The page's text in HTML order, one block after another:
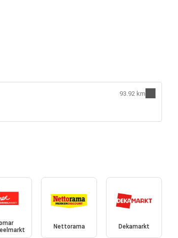
93.92 km
Nettorama Dekamarkt